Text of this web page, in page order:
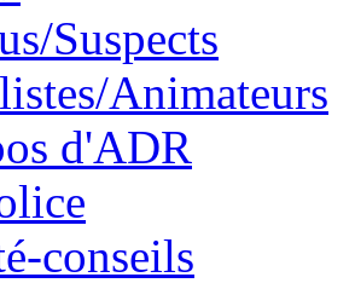
Suspects
Animateurs
d'ADR
conseils